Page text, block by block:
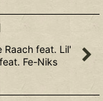
Raach feat. Lil'
Fe-Niks